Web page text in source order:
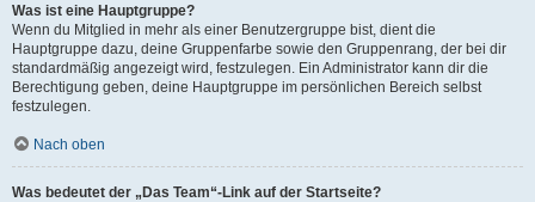
Was ist eine Hauptgruppe?
Wenn du Mitglied in mehr als einer Benutzergruppe bist, dient die
Hauptgruppe dazu, deine Gruppenfarbe sowie den Gruppenrang, der bei dir
standardmäßig angezeigt wird, festzulegen. Ein Administrator kann dir die
Berechtigung geben, deine Hauptgruppe im persönlichen Bereich selbst
festzulegen.
Nach oben
Was bedeutet der „Das Team“-Link auf der Startseite?